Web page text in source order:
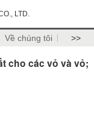
LTD.
Về chúng tôi >>
cho các vỏ và vỏ;